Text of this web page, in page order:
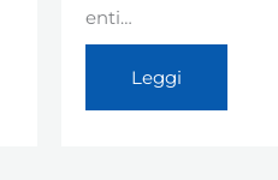
enti…
Leggi